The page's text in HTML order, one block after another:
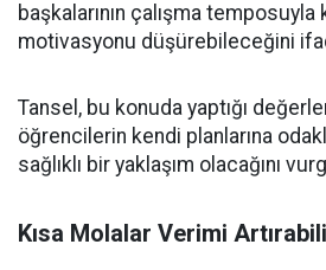
başkalarının çalışma temposuyla
motivasyonu düşürebileceğini
Tansel, bu konuda yaptığı
öğrencilerin kendi planlarına
sağlıklı bir yaklaşım olacağını
Kısa Molalar Verimi